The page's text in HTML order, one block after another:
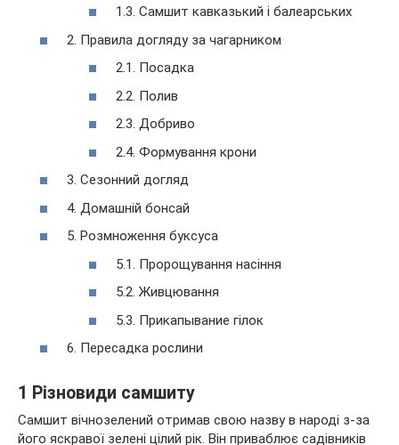
1.3. Самшит кавказький і балеарських
2. Правила догляду за чагарником
2.1. Посадка
2.2. Полив
2.3. Добриво
2.4. Формування крони
3. Сезонний догляд
4. Домашній бонсай
5. Розмноження буксуса
5.1. Пророщування насіння
5.2. Живцювання
5.3. Прикапывание гілок
6. Пересадка рослини
1 Різновиди самшиту
Самшит вічнозелений отримав свою назву в народі з-за
його яскравої зелені цілий рік. Він приваблює садівників